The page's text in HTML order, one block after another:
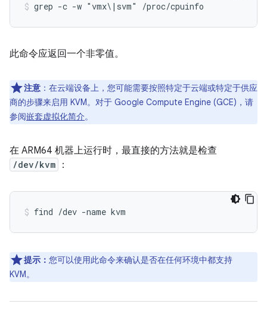
grep -c -w "vmx\|svm" /proc/cpuinfo
此命令应返回一个非零值。
注意 ：在云端设备上，您可能需要按照特定于云端或特定于供应
商的步骤来启用 KVM。对于 Google Compute Engine (GCE)，请
参阅嵌套虚拟化简介。
在 ARM64 机器上运行时，最直接的方法就是检查
/dev/kvm ：
find /dev -name kvm
提示： 您可以使用此命令来确认是否在任何环境中都支持
KVM。